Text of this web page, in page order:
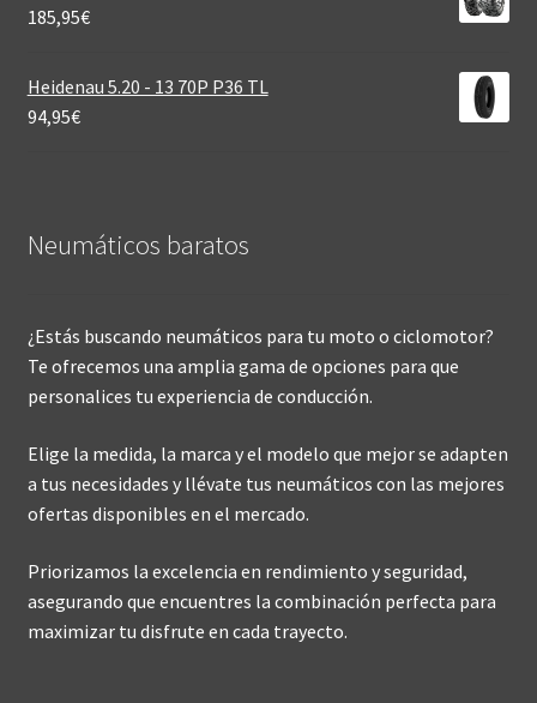
185,95€
Heidenau 5.20 - 13 70P P36 TL
94,95€
Neumáticos baratos
¿Estás buscando neumáticos para tu moto o ciclomotor?
Te ofrecemos una amplia gama de opciones para que
personalices tu experiencia de conducción.
Elige la medida, la marca y el modelo que mejor se adapten
a tus necesidades y llévate tus neumáticos con las mejores
ofertas disponibles en el mercado.
Priorizamos la excelencia en rendimiento y seguridad,
asegurando que encuentres la combinación perfecta para
maximizar tu disfrute en cada trayecto.